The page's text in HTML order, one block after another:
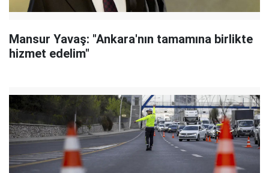
Mansur Yavaş: "Ankara'nın tamamına birlikte
hizmet edelim"